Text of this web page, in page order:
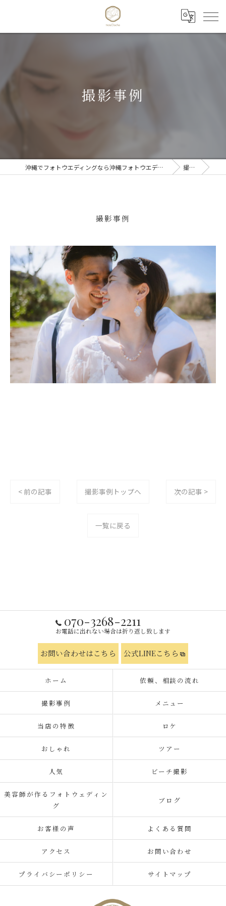
撮影事例
沖縄でフォトウエディングなら沖縄フォトウエディング trois Cloche 【トワクロッシュ】 撮影事例
撮影事例
< 前の記事 撮影事例トップへ 次の記事 >
一覧に戻る
070-3268-2211
お電話に出れない場合は折り返し致します
お問い合わせはこちら 公式LINEこちら
ホーム 依頼、相談の流れ
撮影事例 メニュー
当店の特徴 ロケ
おしゃれ ツアー
人気 ビーチ撮影
美容師が作るフォトウェディン
グ
ブログ
お客様の声 よくある質問
アクセス お問い合わせ
プライバシーポリシー サイトマップ